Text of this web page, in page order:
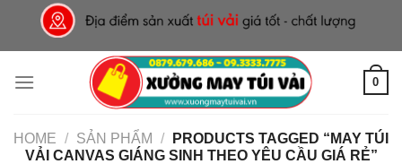
content
0
HOME / SẢN PHẨM /
PRODUCTS TAGGED “MAY TÚI
VẢI CANVAS GIÁNG SINH THEO YÊU CẦU GIÁ RẺ”